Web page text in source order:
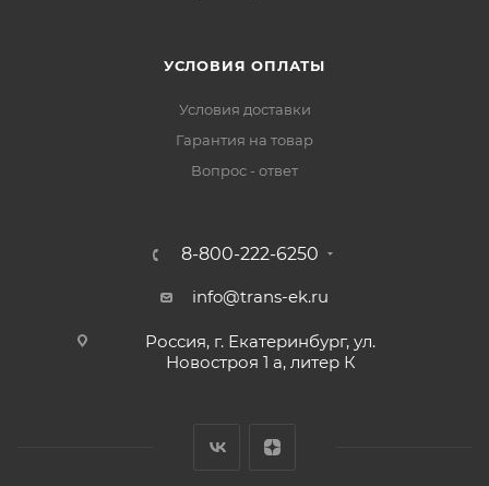
УСЛОВИЯ ОПЛАТЫ
Условия доставки
Гарантия на товар
Вопрос - ответ
8-800-222-6250
info@trans-ek.ru
Россия, г. Екатеринбург, ул.
Новостроя 1 а, литер К